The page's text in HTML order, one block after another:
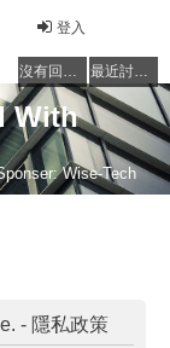
登入
沒有回覆的主題 最近討論的主題
With
Wise-Tech
- 隱私政策